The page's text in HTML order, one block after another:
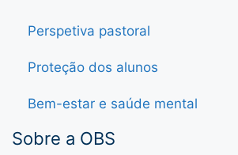
Perspetiva pastoral
Proteção dos alunos
Bem-estar e saúde mental
Sobre a OBS